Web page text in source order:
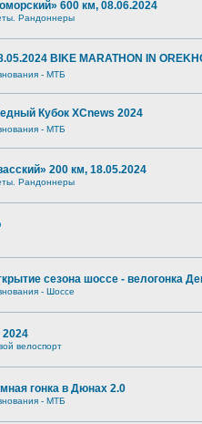
600 км, 08.06.2024
Рандоннеры
BIKE MARATHON IN
- МТБ
Кубок XCnews 2024
- МТБ
200 км, 18.05.2024
Рандоннеры
сезона шоссе - велогонка
- Шоссе
2024
велоспорт
гонка в Дюнах 2.0
- МТБ